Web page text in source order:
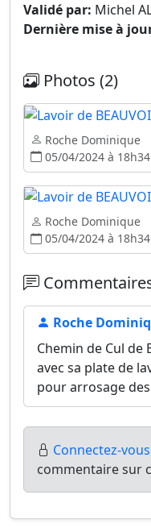
Validé par: Michel
Dernière mise à
Photos (2)
Roche Dominique
05/04/2024 à 18h34
Roche Dominique
05/04/2024 à 18h34
Roche
Chemin de Cul de
avec sa plate de
pour arrosage
Connectez-vous
commentaire sur